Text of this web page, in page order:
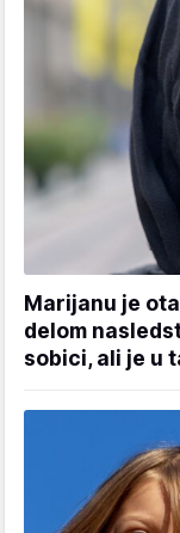
Marijanu je
delom
sobici, ali je u